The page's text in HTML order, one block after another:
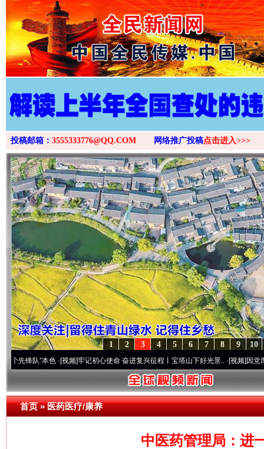
>
投稿邮箱： 3555333776@QQ.COM 网络推广投稿点击进入>>>
10
9
8
7
6
5
4
3
2
1
”本色·[视频]牢记初心使命 奋进复兴征程丨宝塔山下好光景..·[视频]因党而生 为党
首页»医药医疗/康养
中医药管理局：进